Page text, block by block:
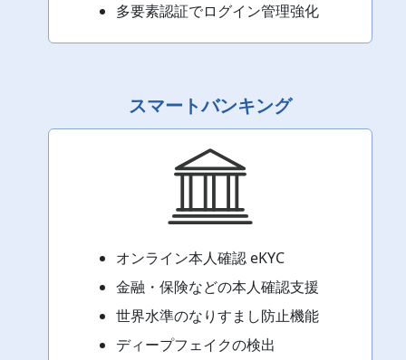
多要素認証でログイン管理強化
スマートバンキング
オンライン本人確認 eKYC
金融・保険などの本人確認支援
世界水準のなりすまし防止機能
ディープフェイクの検出